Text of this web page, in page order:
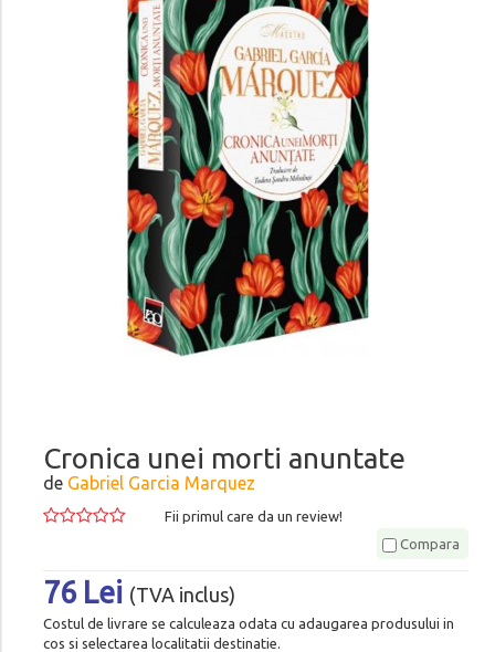
Cronica unei morti anuntate
de Gabriel Garcia Marquez
Fii primul care da un review!
Compara
76 Lei (TVA inclus)
Costul de livrare se calculeaza odata cu adaugarea produsului in
cos si selectarea localitatii destinatie.